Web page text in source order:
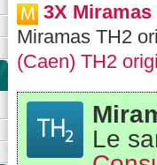
3X Miramas
Miramas TH2
(Caen) TH2
Le